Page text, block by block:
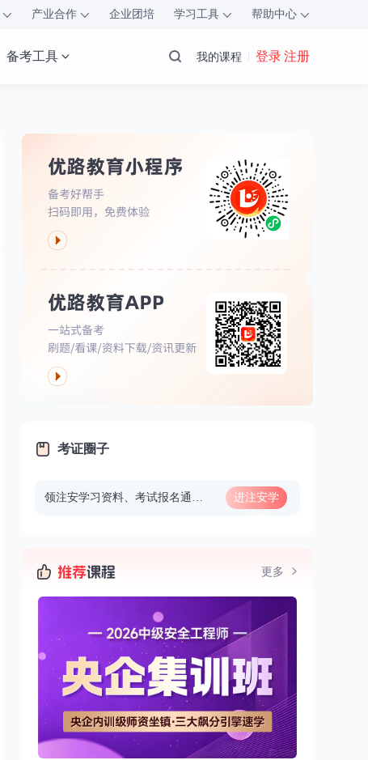
产业合作 企业团培 学习工具 帮助中心
备考工具 我的课程 登录 注册
考证圈子
领注安学习资料、考试报名通知、做题、看直播等
进注安学
更多